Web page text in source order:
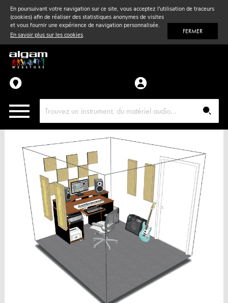
En poursuivant votre navigation sur ce site, vous acceptez l'utilisation de traceurs
(cookies) afin de réaliser des statistiques anonymes de visites
et vous fournir une expérience de navigation personnalisée.
En savoir plus sur les cookies. FERMER
Vent& Violon
Accessoires
Pièces détachées